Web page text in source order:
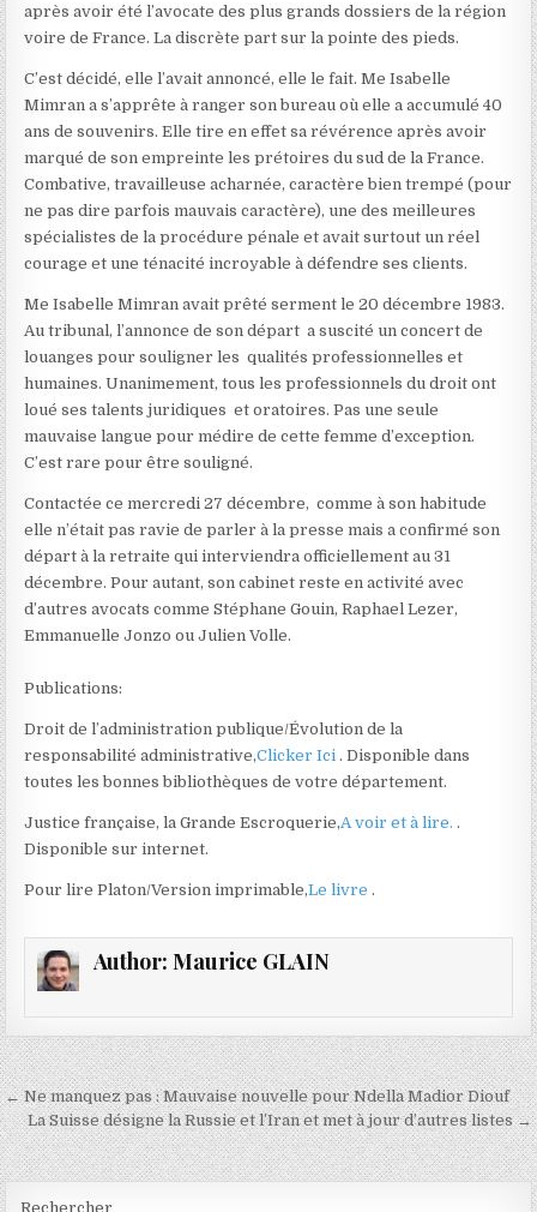
après avoir été l’avocate des plus grands dossiers de la région
voire de France. La discrète part sur la pointe des pieds.
C’est décidé, elle l’avait annoncé, elle le fait. Me Isabelle
Mimran a s’apprête à ranger son bureau où elle a accumulé 40
ans de souvenirs. Elle tire en effet sa révérence après avoir
marqué de son empreinte les prétoires du sud de la France.
Combative, travailleuse acharnée, caractère bien trempé (pour
ne pas dire parfois mauvais caractère), une des meilleures
spécialistes de la procédure pénale et avait surtout un réel
courage et une ténacité incroyable à défendre ses clients.
Me Isabelle Mimran avait prêté serment le 20 décembre 1983.
Au tribunal, l’annonce de son départ a suscité un concert de
louanges pour souligner les qualités professionnelles et
humaines. Unanimement, tous les professionnels du droit ont
loué ses talents juridiques et oratoires. Pas une seule
mauvaise langue pour médire de cette femme d’exception.
C’est rare pour être souligné.
Contactée ce mercredi 27 décembre, comme à son habitude
elle n’était pas ravie de parler à la presse mais a confirmé son
départ à la retraite qui interviendra officiellement au 31
décembre. Pour autant, son cabinet reste en activité avec
d’autres avocats comme Stéphane Gouin, Raphael Lezer,
Emmanuelle Jonzo ou Julien Volle.
Publications:
Droit de l’administration publique/Évolution de la
responsabilité administrative,Clicker Ici. Disponible dans
toutes les bonnes bibliothèques de votre département.
Justice française, la Grande Escroquerie,A voir et à lire..
Disponible sur internet.
Pour lire Platon/Version imprimable,Le livre.
Author: Maurice GLAIN
Navigation
de
l’article
← Ne manquez pas : Mauvaise nouvelle pour Ndella Madior Diouf
La Suisse désigne la Russie et l’Iran et met à jour d’autres listes →
Rechercher